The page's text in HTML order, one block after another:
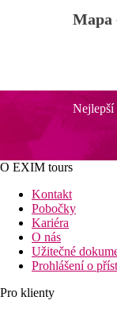
Mapa
Nejlepší
O EXIM tours
Kontakt
Pobočky
Kariéra
O nás
Užitečné
Prohlášení o
Pro klienty